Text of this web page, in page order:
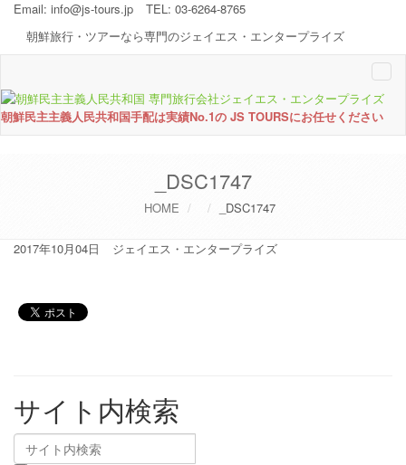
Email: info@js-tours.jp
TEL: 03-6264-8765
朝鮮旅行・ツアーなら専門のジェイエス・エンタープライズ
朝鮮民主主義人民共和国手配は実績No.1の JS TOURSにお任せください
_DSC1747
HOME _DSC1747
2017年10月04日 ジェイエス・エンタープライズ
サイト内検索